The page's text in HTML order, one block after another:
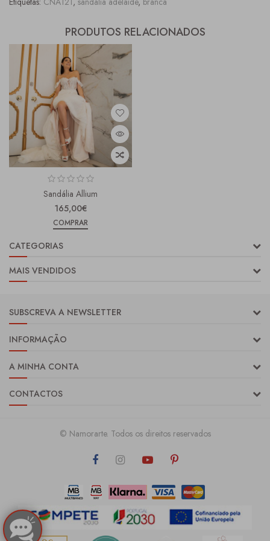
PRODUTOS RELACIONADOS
Sandália Allium
165,00€
COMPRAR
CATEGORIAS
MAIS VENDIDOS
SUBSCREVA A NEWSLETTER
INFORMAÇÃO
A MINHA CONTA
CONTACTOS
© Namorarte. Todos os direitos reservados